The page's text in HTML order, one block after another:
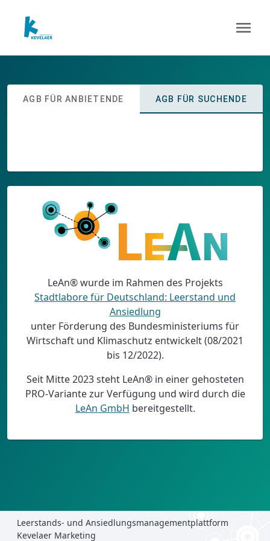
menu
AGB FÜR ANBIETENDE AGB FÜR SUCHENDE
LeAn® wurde im Rahmen des Projekts
Stadtlabore für Deutschland: Leerstand und
Ansiedlung
unter Förderung des Bundesministeriums für
Wirtschaft und Klimaschutz entwickelt (08/2021
bis 12/2022).
Seit Mitte 2023 steht LeAn® in einer gehosteten
PRO-Variante zur Verfügung und wird durch die
LeAn GmbH bereitgestellt.
Leerstands- und Ansiedlungsmanagementplattform
Kevelaer Marketing